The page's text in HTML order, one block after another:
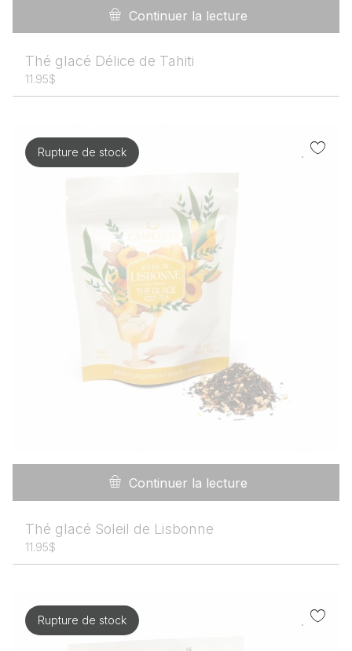
Continuer la lecture
Thé glacé Délice de Tahiti
11.95$
Rupture de stock
Continuer la lecture
Thé glacé Soleil de Lisbonne
11.95$
Rupture de stock